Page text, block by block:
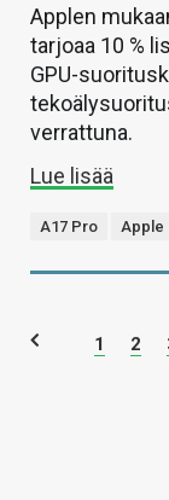
Applen
tarjoaa 10 %
GPU-
verrattuna.
Lue lisää
A17 Pro Apple
1 2